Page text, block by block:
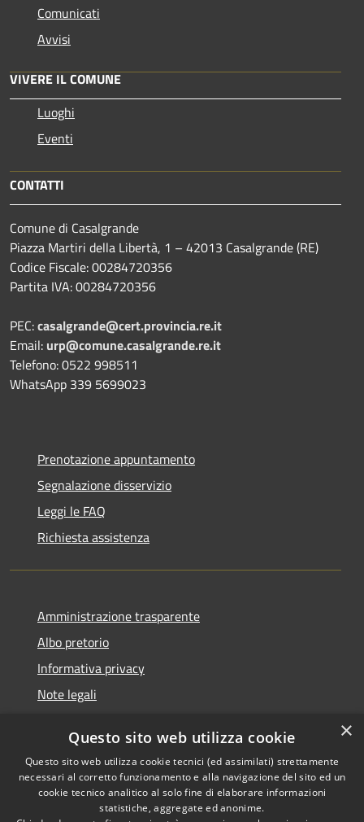
Comunicati
Avvisi
VIVERE IL COMUNE
Luoghi
Eventi
CONTATTI
Comune di Casalgrande
Piazza Martiri della Libertà, 1 – 42013 Casalgrande (RE)
Codice Fiscale: 00284720356
Partita IVA: 00284720356
PEC:casalgrande@cert.provincia.re.it
Email: urp@comune.casalgrande.re.it
Telefono: 0522 998511
WhatsApp 339 5699023
Prenotazione appuntamento
Segnalazione disservizio
Leggi le FAQ
Richiesta assistenza
Amministrazione trasparente
Albo pretorio
Informativa privacy
Note legali
Piano di miglioramento del sito
×
Questo sito web utilizza cookie
Questo sito web utilizza cookie tecnici (ed assimilati) strettamente
necessari al corretto funzionamento e alla navigazione del sito ed un
cookie tecnico analitico al solo fine di elaborare informazioni
statistiche, aggregate ed anonime.